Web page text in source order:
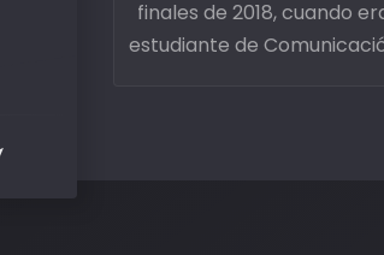
finales de 2018, cuando
estudiante de